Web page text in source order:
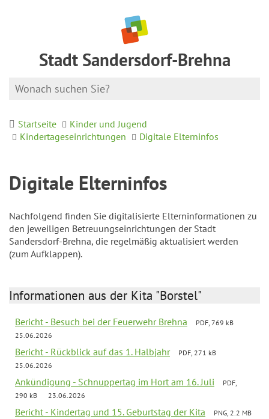
Stadt Sandersdorf-Brehna
Startseite
Kinder und Jugend
Kindertageseinrichtungen
Digitale Elterninfos
Digitale Elterninfos
Nachfolgend finden Sie digitalisierte Elterninformationen zu
den jeweiligen Betreuungseinrichtungen der Stadt
Sandersdorf-Brehna, die regelmäßig aktualisiert werden
(zum Aufklappen).
Informationen aus der Kita "Borstel"
Bericht - Besuch bei der Feuerwehr Brehna
PDF, 769 kB
25.06.2026
Bericht - Rückblick auf das 1. Halbjahr
PDF, 271 kB
25.06.2026
Ankündigung - Schnuppertag im Hort am 16. Juli
PDF,
290 kB
23.06.2026
Bericht - Kindertag und 15. Geburtstag der Kita
PNG, 2.2 MB